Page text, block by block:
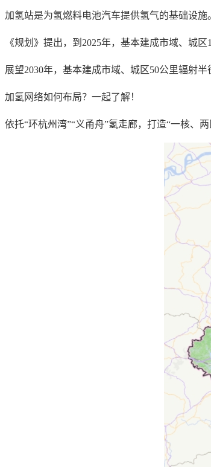
加氢站是为氢燃料电池汽车提供氢气的基础设施
《规划》提出，到2025年，基本建成市域、城
展望2030年，基本建成市域、城区50公里辐射
加氢网络如何布局？一起了解！
依托“环杭州湾”“义甬舟”氢走廊，打造“一核、